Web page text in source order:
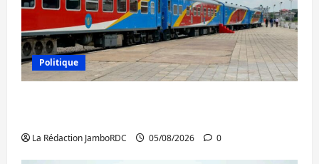
Politique
La Rédaction JamboRDC 05/08/2026 0